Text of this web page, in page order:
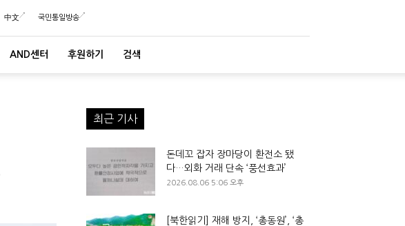
中文 국민통일방송
AND센터 후원하기 검색
최근 기사
돈데꼬 잡자 장마당이 환전소 됐
다…외화 거래 단속 ‘풍선효과’
2026.08.06 5:06 오후
[북한읽기] 재해 방지, ‘총동원’, ‘총